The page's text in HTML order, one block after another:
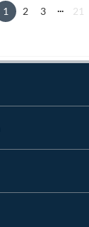
1 2 3 ... 21